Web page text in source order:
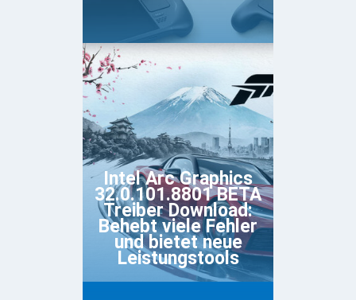
Intel Arc Graphics
32.0.101.8801 BETA
Treiber Download:
Behebt viele Fehler
und bietet neue
Leistungstools